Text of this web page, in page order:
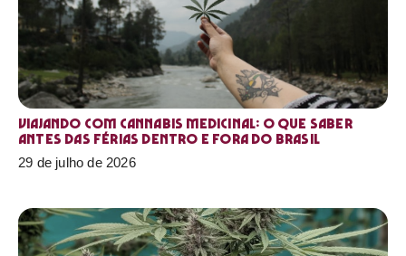
Viajando com cannabis medicinal: o que saber
antes das férias dentro e fora do Brasil
29 de julho de 2026